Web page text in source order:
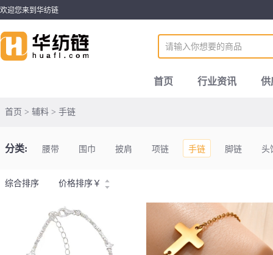
欢迎您来到华纺链
首页 行业资讯 供
首页 > 辅料 > 手链
分类: 腰带 围巾 披肩 项链 手链 脚链 头
综合排序 价格排序 ￥